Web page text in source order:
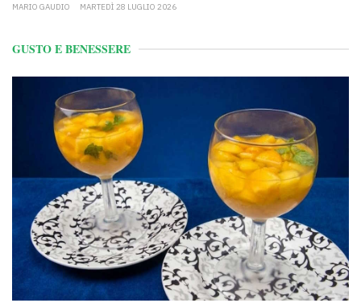
MARIO GAUDIO MARTEDÌ 28 LUGLIO 2026
GUSTO E BENESSERE